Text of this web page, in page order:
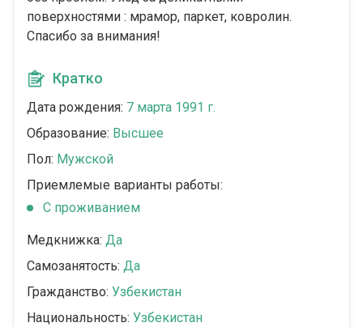
поверхностями : мрамор, паркет, ковролин.
Спасибо за внимания!
Кратко
Дата рождения: 7 марта 1991 г.
Образование: Высшее
Пол: Мужской
Приемлемые варианты работы:
C проживанием
Медкнижка: Да
Самозанятость: Да
Гражданство: Узбекистан
Национальность: Узбекистан